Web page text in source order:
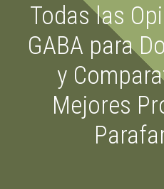
Todas las
GABA para
y
Mejores